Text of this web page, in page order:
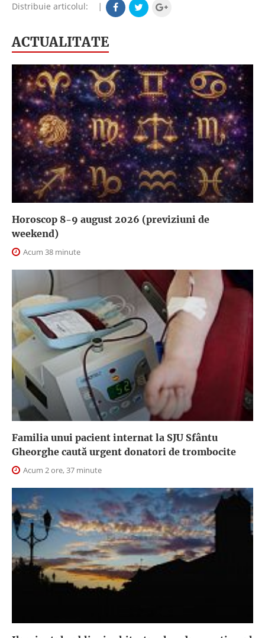
Distribuie articolul: |
ACTUALITATE
Horoscop 8-9 august 2026 (previziuni de
weekend)
Acum 38 minute
Familia unui pacient internat la SJU Sfântu
Gheorghe caută urgent donatori de trombocite
Acum 2 ore, 37 minute